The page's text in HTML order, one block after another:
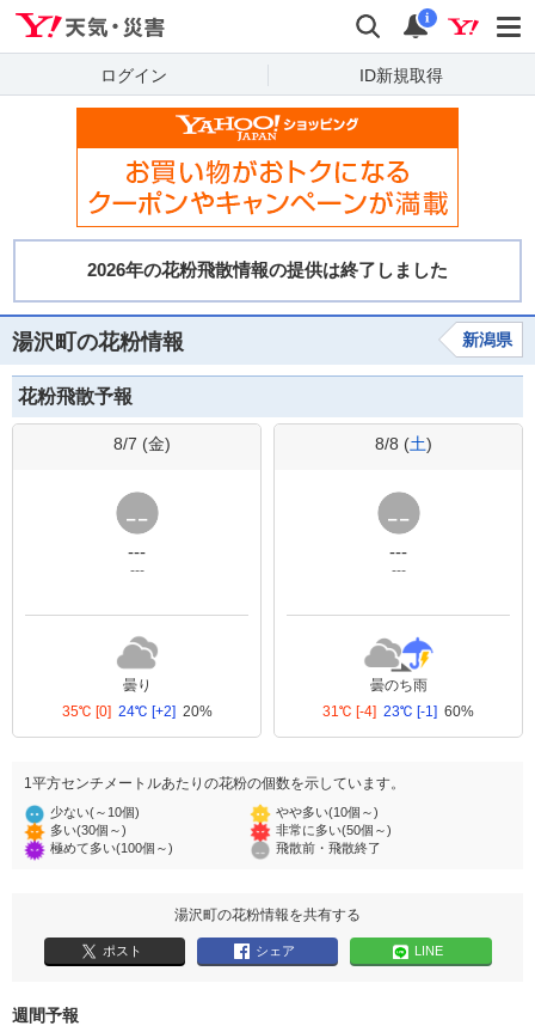
検索 通知
i
ログイン ID新規取得
湯沢町の花粉情報 新潟県
花粉飛散予報
8/7 (金)
---
---
曇り
35℃ [0] 24℃ [+2] 20%
8/8 (土)
---
---
曇のち雨
31℃ [-4] 23℃ [-1] 60%
1平方センチメートルあたりの花粉の個数を示しています。
少ない(～10個)
やや多い(10個～)
多い(30個～)
非常に多い(50個～)
極めて多い(100個～)
飛散前・飛散終了
湯沢町の花粉情報を共有する
ポスト シェア LINE
週間予報